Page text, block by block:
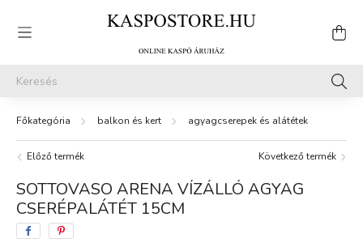
balkon és kert agyagcserepek és alátétek
Előző termék Következő termék
SOTTOVASO ARENA VÍZÁLLÓ AGYAG
CSERÉPALÁTÉT 15CM